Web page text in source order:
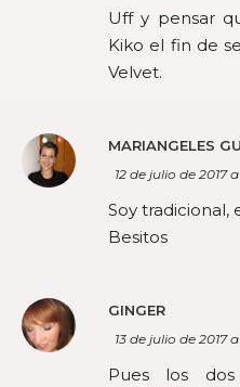
Uff y pensar
Kiko el fin de
Velvet.
MARIANGELES
12 de julio de 2017
Soy tradicional,
Besitos
GINGER
13 de julio de 2017 a
Pues los dos